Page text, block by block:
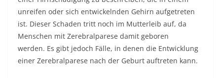
unreifen oder sich entwickelnden Gehirn aufgetreten
ist. Dieser Schaden tritt noch im Mutterleib auf, da
Menschen mit Zerebralparese damit geboren
werden. Es gibt jedoch Fälle, in denen die Entwicklung
einer Zerebralparese nach der Geburt auftreten kann.